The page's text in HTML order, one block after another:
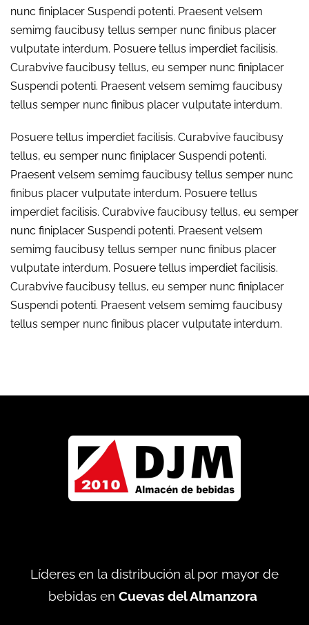
nunc finiplacer Suspendi potenti. Praesent velsem
semimg faucibusy tellus semper nunc finibus placer
vulputate interdum. Posuere tellus imperdiet facilisis.
Curabvive faucibusy tellus, eu semper nunc finiplacer
Suspendi potenti. Praesent velsem semimg faucibusy
tellus semper nunc finibus placer vulputate interdum.
Posuere tellus imperdiet facilisis. Curabvive faucibusy
tellus, eu semper nunc finiplacer Suspendi potenti.
Praesent velsem semimg faucibusy tellus semper nunc
finibus placer vulputate interdum. Posuere tellus
imperdiet facilisis. Curabvive faucibusy tellus, eu semper
nunc finiplacer Suspendi potenti. Praesent velsem
semimg faucibusy tellus semper nunc finibus placer
vulputate interdum. Posuere tellus imperdiet facilisis.
Curabvive faucibusy tellus, eu semper nunc finiplacer
Suspendi potenti. Praesent velsem semimg faucibusy
tellus semper nunc finibus placer vulputate interdum.
Líderes en la distribución al por mayor de
bebidas en Cuevas del Almanzora